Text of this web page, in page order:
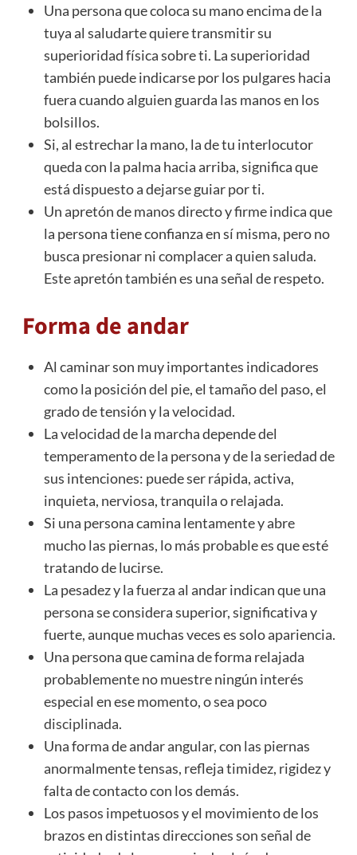
Una persona que coloca su mano encima de la
tuya al saludarte quiere transmitir su
superioridad física sobre ti. La superioridad
también puede indicarse por los pulgares hacia
fuera cuando alguien guarda las manos en los
bolsillos.
Si, al estrechar la mano, la de tu interlocutor
queda con la palma hacia arriba, significa que
está dispuesto a dejarse guiar por ti.
Un apretón de manos directo y firme indica que
la persona tiene confianza en sí misma, pero no
busca presionar ni complacer a quien saluda.
Este apretón también es una señal de respeto.
Forma de andar
Al caminar son muy importantes indicadores
como la posición del pie, el tamaño del paso, el
grado de tensión y la velocidad.
La velocidad de la marcha depende del
temperamento de la persona y de la seriedad de
sus intenciones: puede ser rápida, activa,
inquieta, nerviosa, tranquila o relajada.
Si una persona camina lentamente y abre
mucho las piernas, lo más probable es que esté
tratando de lucirse.
La pesadez y la fuerza al andar indican que una
persona se considera superior, significativa y
fuerte, aunque muchas veces es solo apariencia.
Una persona que camina de forma relajada
probablemente no muestre ningún interés
especial en ese momento, o sea poco
disciplinada.
Una forma de andar angular, con las piernas
anormalmente tensas, refleja timidez, rigidez y
falta de contacto con los demás.
Los pasos impetuosos y el movimiento de los
brazos en distintas direcciones son señal de